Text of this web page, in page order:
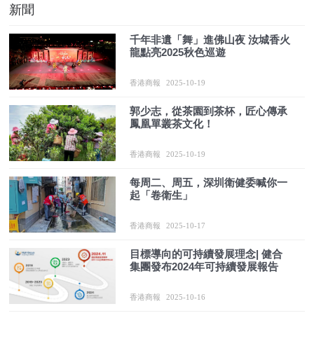
新聞
千年非遺「舞」進佛山夜 汝城香火
龍點亮2025秋色巡遊
香港商報 2025-10-19
郭少志，從茶園到茶杯，匠心傳承
鳳凰單叢茶文化！
香港商報 2025-10-19
每周二、周五，深圳衛健委喊你一
起「卷衛生」
香港商報 2025-10-17
目標導向的可持續發展理念| 健合
集團發布2024年可持續發展報告
香港商報 2025-10-16